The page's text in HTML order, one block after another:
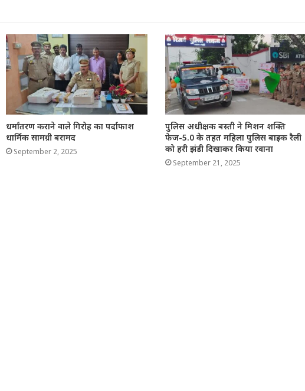
धर्मांतरण कराने वाले गिरोह का पर्दाफाश
धार्मिक सामग्री बरामद
September 2, 2025
पुलिस अधीक्षक बस्ती ने मिशन शक्ति
फेज-5.0 के तहत महिला पुलिस बाइक रैली
को हरी झंडी दिखाकर किया रवाना
September 21, 2025